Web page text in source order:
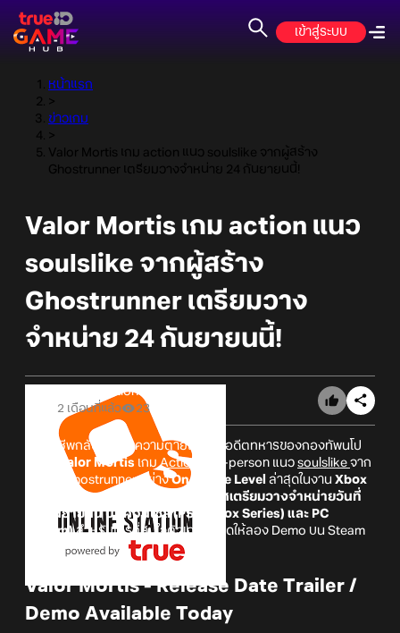
เข้าสู่ระบบ
หน้าแรก
>
ข่าวเกม
>
Valor Mortis เกม action แนว soulslike จากผู้สร้าง
Ghostrunner เตรียมวางจำหน่าย 24 กันยายนนี้!
Valor Mortis เกม action แนว
soulslike จากผู้สร้าง
Ghostrunner เตรียมวาง
จำหน่าย 24 กันยายนนี้!
Online Station
2 เดือนที่แล้ว
23
ฟื้นคืนชีพกลับมาจากความตายในฐานะอดีตทหารของกองทัพนโป
Valor Mortis เกมAction first-person แนว soulslike จาก
ผู้สร้าง Ghostrunner อย่างOne More Level ล่าสุดในงาน Xbox
Games Showcase
ประกาศเตรียมวางจำหน่ายวันที่
24 กันยายนนี้ บนคอนโซล (PS5/Xbox Series) และ PC
(Steam)สำหรับใครที่สนใจตัวเกมได้เปิดให้ลอง Demo บน Steam
Valor Mortis - Release Date Trailer /
Demo Available Today